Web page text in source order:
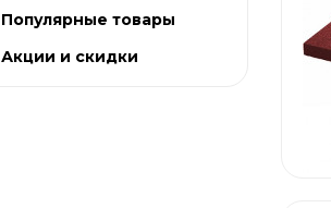
Популярные товары
Акции и скидки